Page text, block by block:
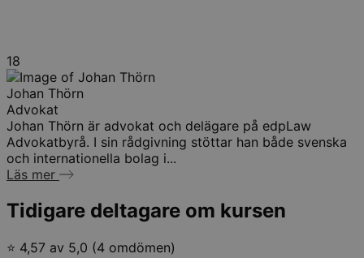
18
Johan Thörn
Advokat
Johan Thörn är advokat och delägare på edpLaw
Advokatbyrå. I sin rådgivning stöttar han både svenska
och internationella bolag i...
Läs mer
Tidigare deltagare om kursen
⭐ 4,57 av 5,0 (4 omdömen)